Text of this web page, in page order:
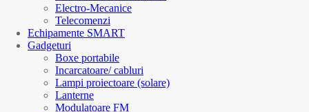
Electro-Mecanice
Telecomenzi
Echipamente SMART
Gadgeturi
Boxe portabile
Incarcatoare/ cabluri
Lampi proiectoare (solare)
Lanterne
Modulatoare FM